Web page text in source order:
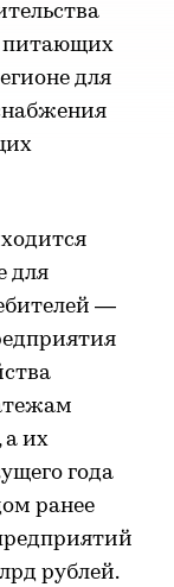
питающих
для
для
—
а их
года
ранее
рублей.